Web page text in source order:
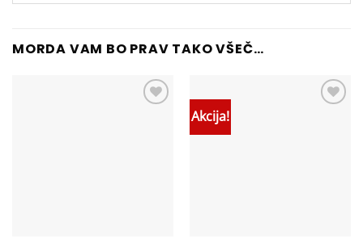
MORDA VAM BO PRAV TAKO VŠEČ…
Akcija!